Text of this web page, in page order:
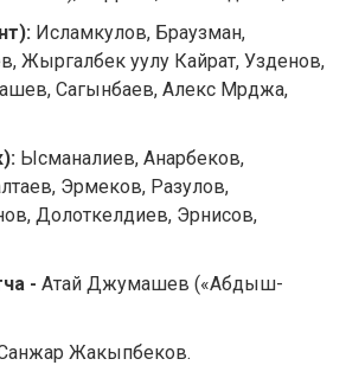
Исламкулов, Браузман,
Жыргалбек уулу Кайрат, Узденов,
Сагынбаев, Алекс Мрджа,
Ысманалиев, Анарбеков,
Эрмеков, Разулов,
Долоткелдиев, Эрнисов,
- Атай Джумашев («Абдыш-
Жакыпбеков.